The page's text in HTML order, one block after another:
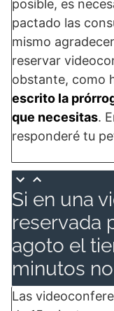
posible, es
pactado las
mismo
reservar
obstante, como
escrito la
que necesitas.
responderé tu
Si en una
reservada
agoto el
minutos
Las